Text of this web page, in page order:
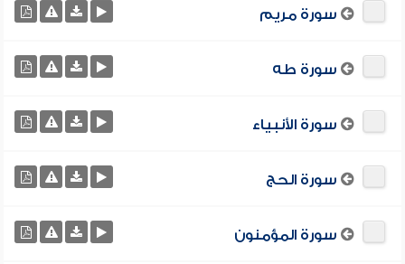
سورة مريم
سورة طه
سورة الأنبياء
سورة الحج
سورة المؤمنون